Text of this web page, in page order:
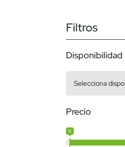
Filtros
Disponibilidad
Precio
0